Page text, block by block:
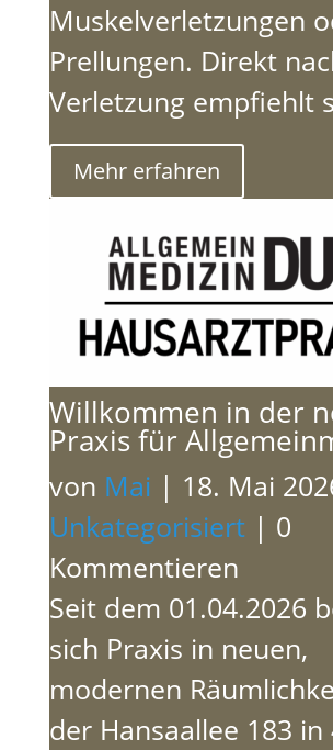
Muskelverletzungen
Prellungen. Direkt
Verletzung empfiehlt
Mehr erfahren
Willkommen in der
Praxis für
von Mai | 18. Mai
Unkategorisiert| 0
Kommentieren
Seit dem 01.04.2026
sich Praxis in neuen,
modernen
der Hansaallee 183 in